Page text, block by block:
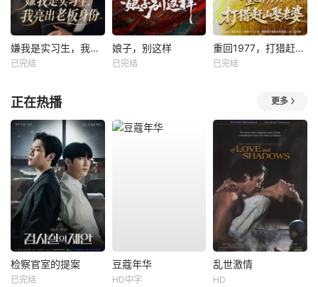
嫌我是实习生，我亮出老板身份
已完结
娘子，别这样
已完结
重回1977，打猎赶山娶老婆
已完结
正在热播 更多
检察官室的提案
已完结
豆蔻年华
HD中字
乱世激情
HD